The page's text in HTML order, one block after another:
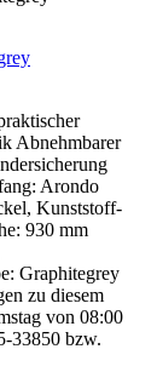
Abnehmbarer
Arondo
Kunststoff-
930 mm
Graphitegrey
zu diesem
von 08:00
33850 bzw.